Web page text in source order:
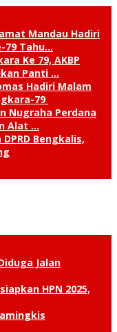
Mandau Hadiri
79 Tahu…
Ke 79, AKBP
Panti …
Hadiri Malam
79
Nugraha Perdana
Alat …
Bengkalis,
Jalan
HPN 2025,